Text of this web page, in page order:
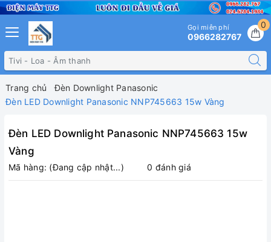
0
Gọi miễn phí
0966282767
Trang chủ
Đèn Downlight Panasonic
Đèn LED Downlight Panasonic NNP745663 15w Vàng
Đèn LED Downlight Panasonic NNP745663 15w
Vàng
Mã hàng: (Đang cập nhật...) 0 đánh giá